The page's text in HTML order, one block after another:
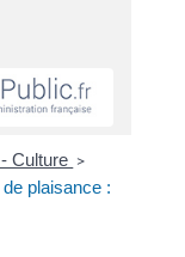
Culture >
plaisance :